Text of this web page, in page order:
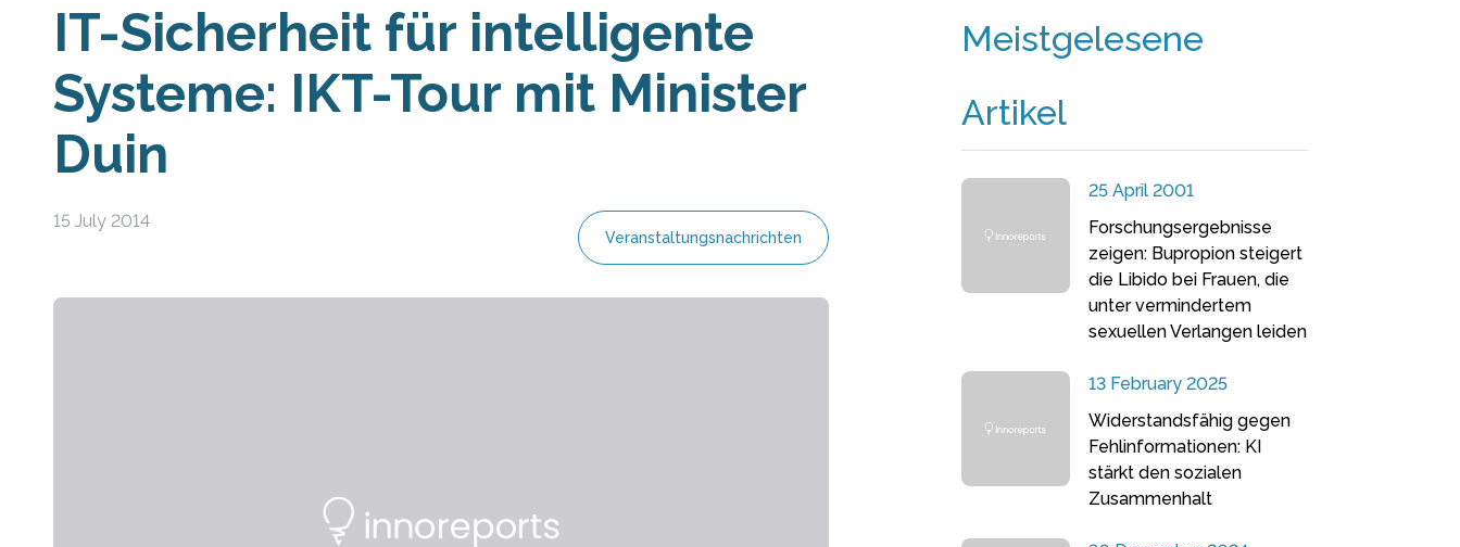
IT-Sicherheit für intelligente
Systeme: IKT-Tour mit Minister
Duin
15 July 2014
Veranstaltungsnachrichten
Meistgelesene
Artikel
25 April 2001
Forschungsergebnisse
zeigen: Bupropion steigert
die Libido bei Frauen, die
unter vermindertem
sexuellen Verlangen leiden
13 February 2025
Widerstandsfähig gegen
Fehlinformationen: KI
stärkt den sozialen
Zusammenhalt